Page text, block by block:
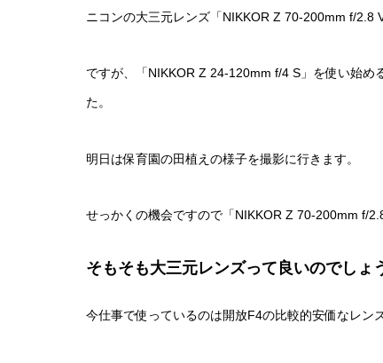
ニコンの大三元レンズ「NIKKOR Z 70-200mm f/2.8
ですが、「NIKKOR Z 24-120mm f/4 S」を使い始め
た。
明日は保育園の田植えの様子を撮影に行きます。
せっかくの機会ですので「NIKKOR Z 70-200mm f/
そもそも大三元レンズって良いのでしょ
今仕事で使っているのは開放F4の比較的安価なレン